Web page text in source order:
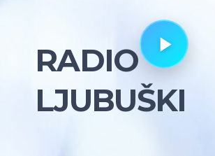
RADIO
LJUBUŠKI